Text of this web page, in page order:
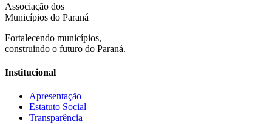
Associação dos
Municípios do Paraná
Fortalecendo municípios,
construindo o futuro do Paraná.
Institucional
Apresentação
Estatuto Social
Transparência